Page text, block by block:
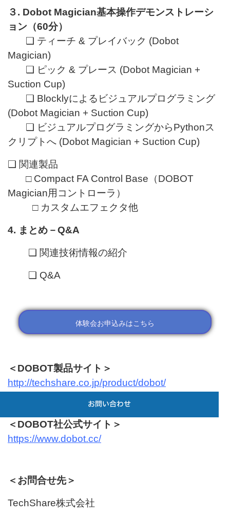
３. Dobot Magician基本操作デモンストレーシ
ョン（60分）
❑ ティーチ & プレイバック (Dobot
Magician)
❑ ピック & プレース (Dobot Magician +
Suction Cup)
❑ Blocklyによるビジュアルプログラミング
(Dobot Magician + Suction Cup)
❑ ビジュアルプログラミングからPythonス
クリプトへ (Dobot Magician + Suction Cup)
❑ 関連製品
□ Compact FA Control Base（DOBOT
Magician用コントローラ）
□ カスタムエフェクタ他
4. まとめ－Q&A
❑ 関連技術情報の紹介
❑ Q&A
体験会お申込みはこちら
＜DOBOT製品サイト＞
http://techshare.co.jp/product/dobot/
＜DOBOT社公式サイト＞
https://www.dobot.cc/
＜お問合せ先＞
TechShare株式会社
お問い合わせ